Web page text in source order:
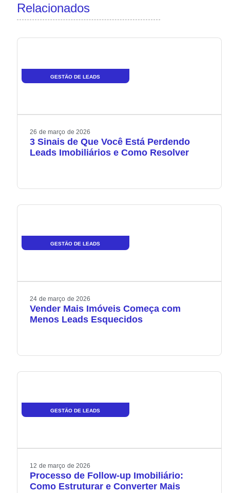
Relacionados
GESTÃO DE LEADS
26 de março de 2026
3 Sinais de Que Você Está Perdendo
Leads Imobiliários e Como Resolver
GESTÃO DE LEADS
24 de março de 2026
Vender Mais Imóveis Começa com
Menos Leads Esquecidos
GESTÃO DE LEADS
12 de março de 2026
Processo de Follow-up Imobiliário:
Como Estruturar e Converter Mais